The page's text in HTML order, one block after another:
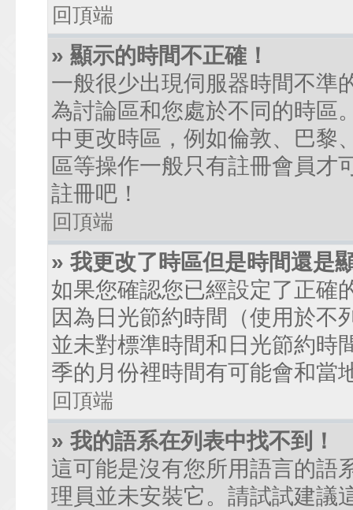
回頂端
» 顯示的時間不正確！
一般很少出現伺服器時間不準
為討論區和您處於不同的時區
中更改時區，例如倫敦、巴黎
區等操作一般只有註冊會員才
註冊吧！
回頂端
» 我更改了時區但是時間還是
如果您確認您已經設定了正確
因為日光節約時間（使用於不
並未對標準時間和日光節約時
季的月份裡時間有可能會和當
回頂端
» 我的語系在列表中找不到！
這可能是沒有您所用語言的語
理員並未安裝它。請試試建議